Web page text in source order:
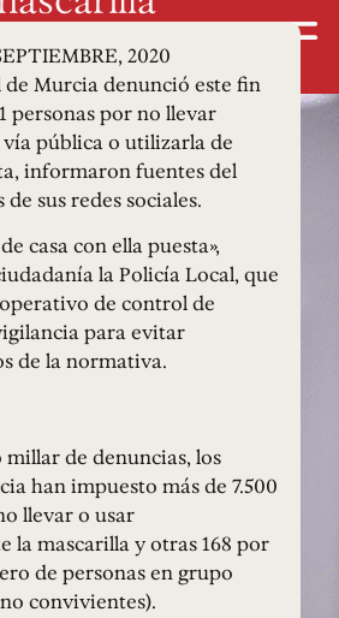
2020
de Murcia denunció este fin
personas por no llevar
pública o utilizarla de
informaron fuentes del
sus redes sociales.
casa con ella puesta»,
la Policía Local, que
de control de
para evitar
de la normativa.
de denuncias, los
han impuesto más de 7.500
llevar o usar
la mascarilla y otras 168 por
de personas en grupo
convivientes).